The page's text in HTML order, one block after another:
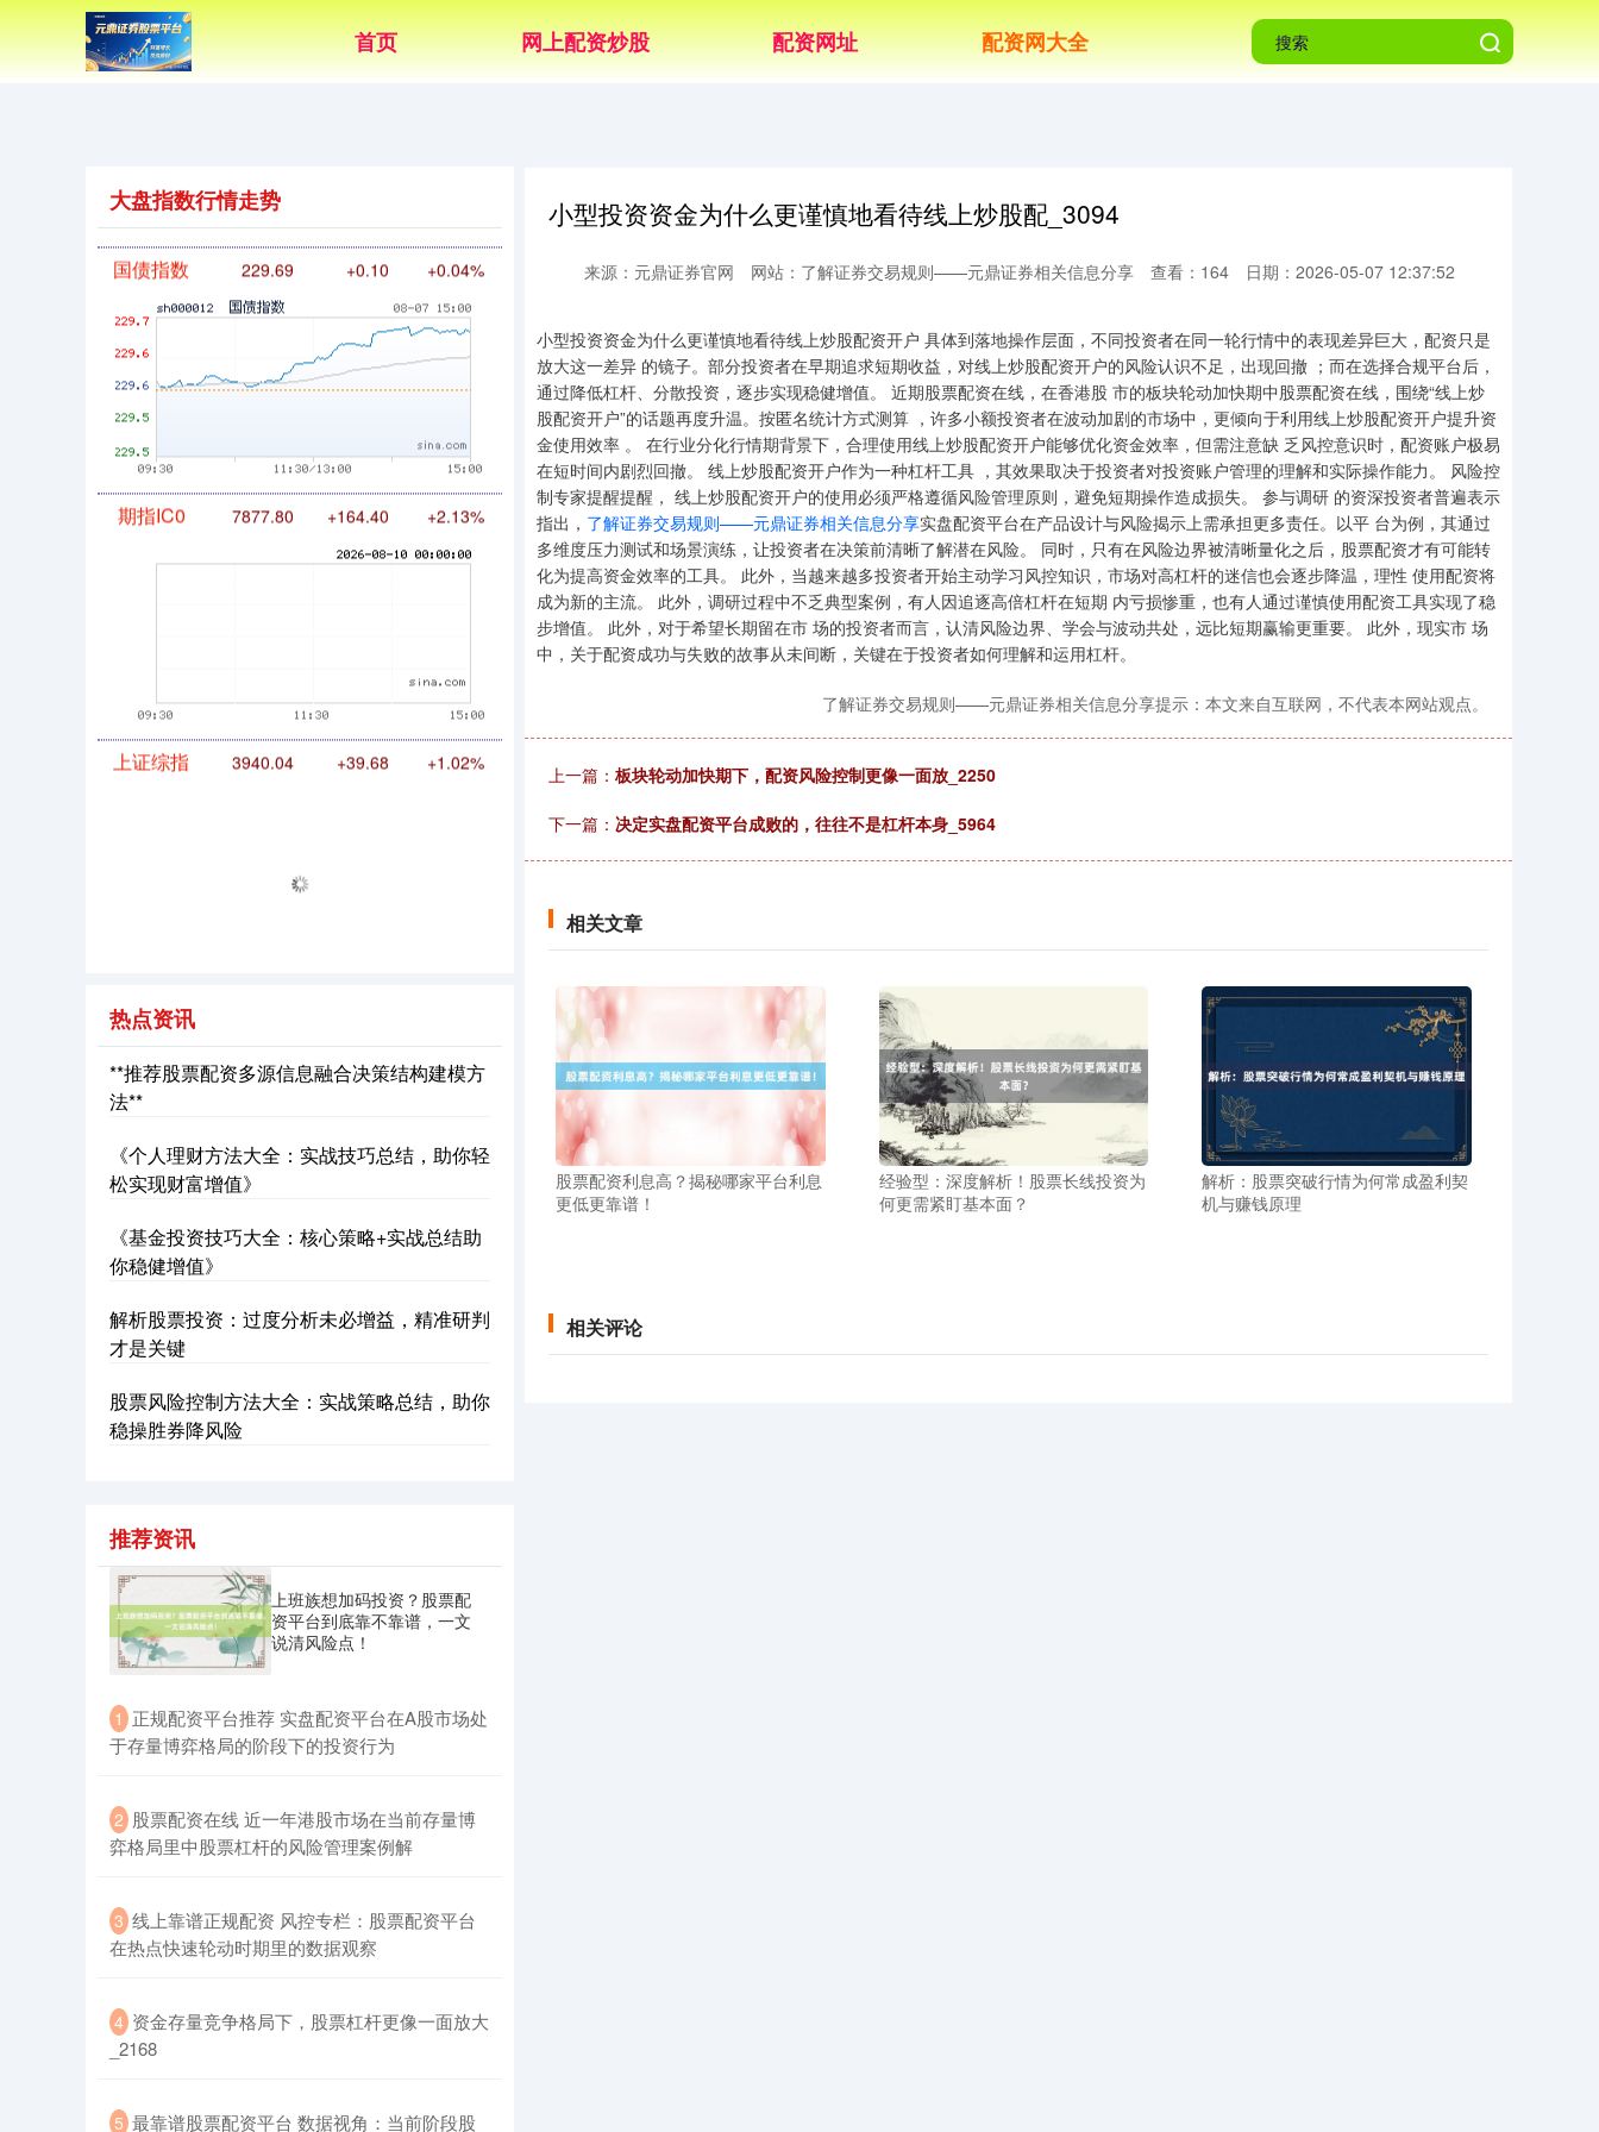
首页 网上配资炒股 配资网址 配资网大全
小型投资资金为什么更谨慎地看待线上炒股配_3094
来源：元鼎证券官网 网站：了解证券交易规则——元鼎证券相关信息分享 查看：164 日期：2026-05-07 12:37:52
小型投资资金为什么更谨慎地看待线上炒股配资开户 具体到落地操作层面，不同投资者在同一轮行情中的表现差异巨大，配资只是
放大这一差异 的镜子。部分投资者在早期追求短期收益，对线上炒股配资开户的风险认识不足，出现回撤 ；而在选择合规平台后，
通过降低杠杆、分散投资，逐步实现稳健增值。 近期股票配资在线，在香港股 市的板块轮动加快期中股票配资在线，围绕“线上炒
股配资开户”的话题再度升温。按匿名统计方式测算 ，许多小额投资者在波动加剧的市场中，更倾向于利用线上炒股配资开户提升资
金使用效率 。 在行业分化行情期背景下，合理使用线上炒股配资开户能够优化资金效率，但需注意缺 乏风控意识时，配资账户极易
在短时间内剧烈回撤。 线上炒股配资开户作为一种杠杆工具 ，其效果取决于投资者对投资账户管理的理解和实际操作能力。 风险控
制专家提醒提醒， 线上炒股配资开户的使用必须严格遵循风险管理原则，避免短期操作造成损失。 参与调研 的资深投资者普遍表示
指出， 了解证券交易规则——元鼎证券相关信息分享实盘配资平台在产品设计与风险揭示上需承担更多责任。以平 台为例，其通过
多维度压力测试和场景演练，让投资者在决策前清晰了解潜在风险。 同时，只有在风险边界被清晰量化之后，股票配资才有可能转
化为提高资金效率的工具。 此外，当越来越多投资者开始主动学习风控知识，市场对高杠杆的迷信也会逐步降温，理性 使用配资将
成为新的主流。 此外，调研过程中不乏典型案例，有人因追逐高倍杠杆在短期 内亏损惨重，也有人通过谨慎使用配资工具实现了稳
步增值。 此外，对于希望长期留在市 场的投资者而言，认清风险边界、学会与波动共处，远比短期赢输更重要。 此外，现实市 场
中，关于配资成功与失败的故事从未间断，关键在于投资者如何理解和运用杠杆。
了解证券交易规则——元鼎证券相关信息分享提示：本文来自互联网，不代表本网站观点。
上一篇： 板块轮动加快期下，配资风险控制更像一面放_2250
下一篇： 决定实盘配资平台成败的，往往不是杠杆本身_5964
相关文章
股票配资利息高？揭秘哪家平台利息
更低更靠谱！
经验型：深度解析！股票长线投资为
何更需紧盯基本面？
解析：股票突破行情为何常成盈利契
机与赚钱原理
相关评论
大盘指数行情走势
基金指数 7242.10 +12.30 +0.17%
国债指数 229.69 +0.04%
+164.40 +2.13%
深证成指 14311.01 +200.89 +1.42%
沪深300
北证50
基金指数 7242.10 +12.30 +0.17%
热点资讯
**推荐股票配资多源信息融合决策结构建模方
法**
《个人理财方法大全：实战技巧总结，助你轻
松实现财富增值》
《基金投资技巧大全：核心策略+实战总结助
你稳健增值》
解析股票投资：过度分析未必增益，精准研判
才是关键
股票风险控制方法大全：实战策略总结，助你
稳操胜券降风险
推荐资讯
上班族想加码投资？股票配
资平台到底靠不靠谱，一文
说清风险点！
1 ​正规配资平台推荐 实盘配资平台在A股市场处
于存量博弈格局的阶段下的投资行为
2 ​股票配资在线 近一年港股市场在当前存量博
弈格局里中股票杠杆的风险管理案例解
3 ​线上靠谱正规配资 风控专栏：股票配资平台
在热点快速轮动时期里的数据观察
4 ​资金存量竞争格局下，股票杠杆更像一面放大
_2168
5 ​最靠谱股票配资平台 数据视角：当前阶段股